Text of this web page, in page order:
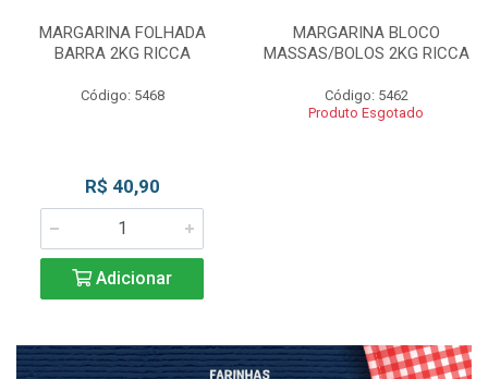
MARGARINA FOLHADA
BARRA 2KG RICCA
Código: 5468
R$ 40,90
Adicionar
MARGARINA BLOCO
MASSAS/BOLOS 2KG RICCA
Código: 5462
Produto Esgotado